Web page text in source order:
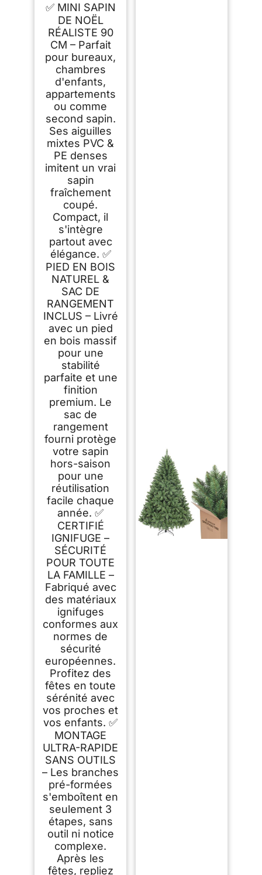
Test - Réalisme
Exceptionnel,
Branches épaisses,
livré avec Support
en Bois et Sac de
Rangement – Pure
Living
✅ MINI SAPIN
DE NOËL
RÉALISTE 90
CM – Parfait
pour bureaux,
chambres
d'enfants,
appartements
ou comme
second sapin.
Ses aiguilles
mixtes PVC &
PE denses
imitent un vrai
sapin
fraîchement
coupé.
Compact, il
s'intègre
partout avec
élégance. ✅
PIED EN BOIS
NATUREL &
SAC DE
RANGEMENT
INCLUS – Livré
avec un pied
en bois massif
pour une
stabilité
parfaite et une
finition
premium. Le
sac de
rangement
fourni protège
votre sapin
hors-saison
pour une
réutilisation
facile chaque
année. ✅
CERTIFIÉ
IGNIFUGE –
SÉCURITÉ
POUR TOUTE
LA FAMILLE –
Fabriqué avec
des matériaux
ignifuges
conformes aux
normes de
sécurité
européennes.
Profitez des
fêtes en toute
sérénité avec
vos proches et
vos enfants. ✅
MONTAGE
ULTRA-RAPIDE
SANS OUTILS
– Les branches
pré-formées
s'emboîtent en
seulement 3
étapes, sans
outil ni notice
complexe.
Après les
fêtes, repliez